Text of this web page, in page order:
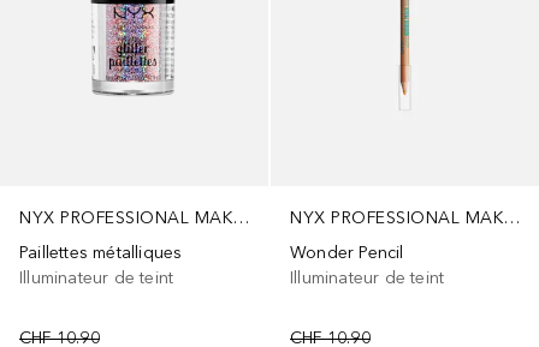
NYX PROFESSIONAL MAKEUP
Paillettes métalliques
Illuminateur de teint
CHF 10.90
NYX PROFESSIONAL MAKEUP
Wonder Pencil
Illuminateur de teint
CHF 10.90